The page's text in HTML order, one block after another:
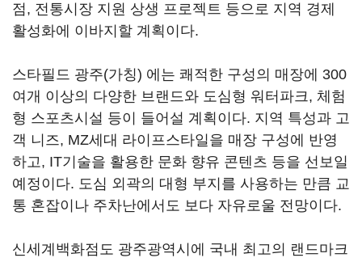
점, 전통시장 지원 상생 프로젝트 등으로 지역 경제
활성화에 이바지할 계획이다.
스타필드 광주(가칭) 에는 쾌적한 구성의 매장에 300
여개 이상의 다양한 브랜드와 도심형 워터파크, 체험
형 스포츠시설 등이 들어설 계획이다. 지역 특성과 고
객 니즈, MZ세대 라이프스타일을 매장 구성에 반영
하고, IT기술을 활용한 문화 향유 콘텐츠 등을 선보일
예정이다. 도심 외곽의 대형 부지를 사용하는 만큼 교
통 혼잡이나 주차난에서도 보다 자유로울 전망이다.
신세계백화점도 광주광역시에 국내 최고의 랜드마크